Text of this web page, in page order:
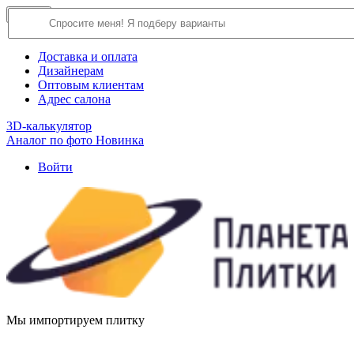
О компании
Доставка и оплата
Дизайнерам
Оптовым клиентам
Адрес салона
3D-калькулятор
Аналог по фото Новинка
Войти
Мы импортируем плитку